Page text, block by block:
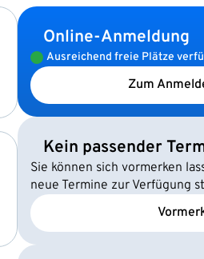
Online-Anmeldung
Ausreichend freie Plätze
Zum
Kein passender
Sie können sich vormerken
neue Termine zur Verfügung